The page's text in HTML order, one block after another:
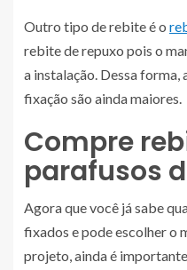
Outro tipo de rebite é o
rebite de repuxo pois o
a instalação. Dessa
fixação são ainda maiores.
Compre
parafusos
Agora que você já sabe
fixados e pode escolher o
projeto, ainda é